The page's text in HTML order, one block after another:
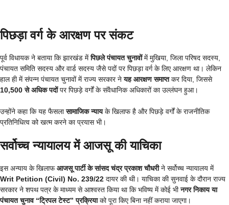
पिछड़ा वर्ग के आरक्षण पर संकट
पूर्व विधायक ने बताया कि झारखंड मेंपिछले पंचायत चुनावोंमें मुखिया, जिला परिषद सदस्य,
पंचायत समिति सदस्य और वार्ड सदस्य जैसे पदों पर पिछड़ा वर्ग के लिए आरक्षण था। लेकिन
हाल ही में संपन्न पंचायत चुनावों में राज्य सरकार नेयह आरक्षण समाप्तकर दिया, जिससे
10,500 से अधिक पदोंपर पिछड़े वर्गों के संवैधानिक अधिकारों का उल्लंघन हुआ।
उन्होंने कहा कि यह फैसलासामाजिक न्यायके खिलाफ है और पिछड़े वर्गों के राजनीतिक
प्रतिनिधित्व को खत्म करने का प्रयास भी।
सर्वोच्च न्यायालय में आजसू की याचिका
इस अन्याय के खिलाफआजसू पार्टी के सांसद चंद्र प्रकाश चौधरीने सर्वोच्च न्यायालय में
Writ Petition (Civil) No. 239/22 दायर की थी। याचिका की सुनवाई के दौरान राज्य
सरकार ने शपथ पत्र के माध्यम से आश्वस्त किया था कि भविष्य में कोई भीनगर निकाय या
पंचायत चुनाव “ट्रिपल टेस्ट” प्रक्रियाको पूरा किए बिना नहीं कराया जाएगा।